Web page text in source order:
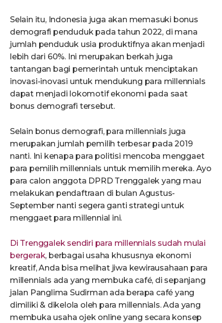
Selain itu, Indonesia juga akan memasuki bonus
demografi penduduk pada tahun 2022, di mana
jumlah penduduk usia produktifnya akan menjadi
lebih dari 60%. Ini merupakan berkah juga
tantangan bagi pemerintah untuk menciptakan
inovasi-inovasi untuk mendukung para millennials
dapat menjadi lokomotif ekonomi pada saat
bonus demografi tersebut.
Selain bonus demografi, para millennials juga
merupakan jumlah pemilih terbesar pada 2019
nanti. Ini kenapa para politisi mencoba menggaet
para pemilih millennials untuk memilih mereka. Ayo
para calon anggota DPRD Trenggalek yang mau
melakukan pendaftraan di bulan Agustus-
September nanti segera ganti strategi untuk
menggaet para millennial ini.
Di Trenggalek sendiri para millennials sudah mulai
bergerak, berbagai usaha khususnya ekonomi
kreatif, Anda bisa melihat jiwa kewirausahaan para
millennials ada yang membuka café, di sepanjang
jalan Panglima Sudirman ada berapa café yang
dimiliki & dikelola oleh para millennials. Ada yang
membuka usaha ojek online yang secara konsep